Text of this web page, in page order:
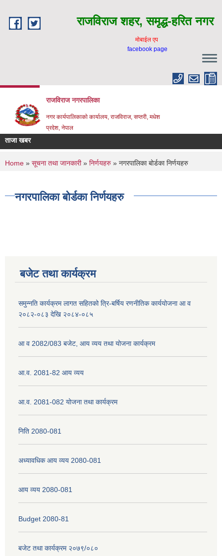
राजविराज शहर, समृद्ध-हरित नगर
माेबाईल एप
facebook page
राजविराज नगरपालिका
नगर कार्यपालिकाकाे कार्यालय, राजविराज, सप्तरी, मधेश
प्रदेश, नेपाल
ताजा खबर
You are here
Home » सूचना तथा जानकारी» निर्णयहरु » नगरपालिका बोर्डका निर्णयहरु
नगरपालिका बोर्डका निर्णयहरु
बजेट तथा कार्यक्रम
समुन्नति कार्यक्रम लागत सहितको त्रि-बर्षिय रणनीतिक कार्ययोजना आ व
२०८२-०८३ देखि २०८४-०८५
आ व 2082/083 बजेट, आय व्यय तथा योजना कार्यक्रम
आ.व. 2081-82 आय व्यय
आ.व. 2081-082 योजना तथा कार्यक्रम
निति 2080-081
अध्यावधिक आय व्यय 2080-081
आय व्यय 2080-081
Budget 2080-81
बजेट तथा कार्यक्रम २०७९/०८०